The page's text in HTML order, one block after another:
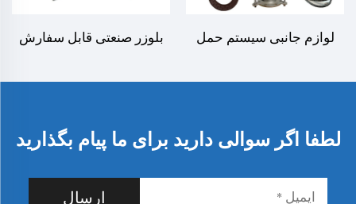
لوازم جانبی سیستم حمل
بلوزر صنعتی قابل سفارش
برای پمپ انبار
لطفا اگر سوالی دارید برای ما پیام بگذارید
ارسال